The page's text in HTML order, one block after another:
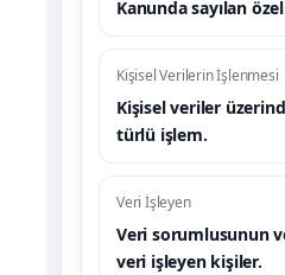
Kanunda sayılan
Kişisel Verilerin İşlenmesi
Kişisel veriler
türlü işlem.
Veri İşleyen
Veri sorumlusunun
veri işleyen kişiler.